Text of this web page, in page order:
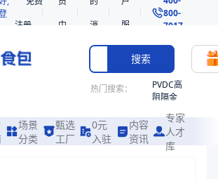
注册
中
消
息
服
务
800-
7017
搜索
热门搜索：
PVDC高
阻隔金
共挤热
收缩袋
场景
分类
甄选
工厂
0元
入驻
内容
资讯
专家
人才
库
PE 2426H包装，提供详尽的规格参数、实物